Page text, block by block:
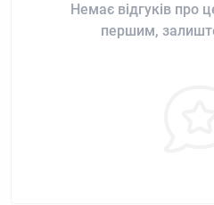
Немає відгуків про
першим,